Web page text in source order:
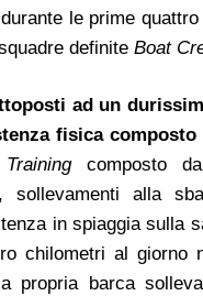
le prime
definite Boat
ad un
fisica
Trainingcomposto
sollevamenti alla
in spiaggia sulla
chilometri al giorno
propria barca